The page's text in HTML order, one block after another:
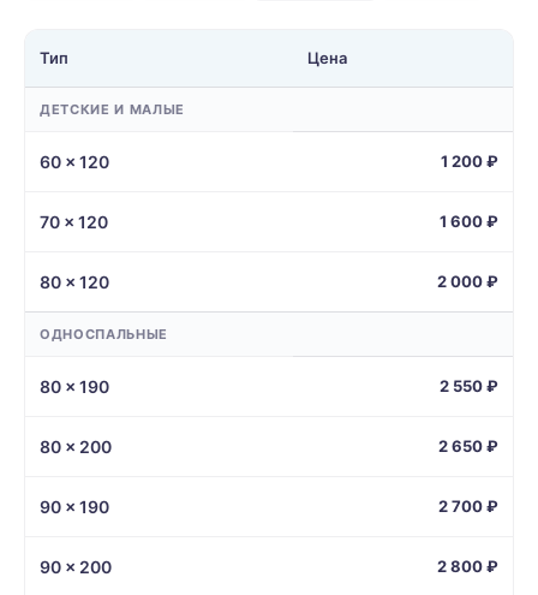
Тип Цена
ДЕТСКИЕ И МАЛЫЕ
60 × 120 1 200 ₽
70 × 120 1 600 ₽
80 × 120 2 000 ₽
ОДНОСПАЛЬНЫЕ
80 × 190 2 550 ₽
80 × 200 2 650 ₽
90 × 190 2 700 ₽
90 × 200 2 800 ₽